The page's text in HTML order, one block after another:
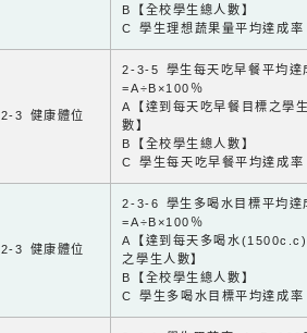
B【全校學生總人數】
C 學生理想蔬果量平均達成率
2-3 健康體位
2-3-5 學生每天吃早餐平均達
=A÷B×100％
A【達到每天吃早餐目標之學
數】
B【全校學生總人數】
C 學生每天吃早餐平均達成率
2-3 健康體位
2-3-6 學生多喝水目標平均達
=A÷B×100％
A【達到每天多喝水
之學生人數】
B【全校學生總人數】
C 學生多喝水目標平均達成率